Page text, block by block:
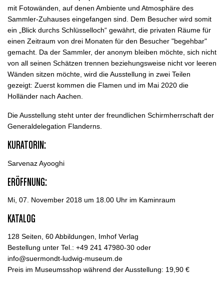
mit Fotowänden, auf denen Ambiente und Atmosphäre des
Sammler-Zuhauses eingefangen sind. Dem Besucher wird somit
ein „Blick durchs Schlüsselloch“ gewährt, die privaten Räume für
einen Zeitraum von drei Monaten für den Besucher "begehbar"
gemacht. Da der Sammler, der anonym bleiben möchte, sich nicht
von all seinen Schätzen trennen beziehungsweise nicht vor leeren
Wänden sitzen möchte, wird die Ausstellung in zwei Teilen
gezeigt: Zuerst kommen die Flamen und im Mai 2020 die
Holländer nach Aachen.
Die Ausstellung steht unter der freundlichen Schirmherrschaft der
Generaldelegation Flanderns.
KURATORIN:
Sarvenaz Ayooghi
ERÖFFNUNG:
Mi, 07. November 2018 um 18.00 Uhr im Kaminraum
KATALOG
128 Seiten, 60 Abbildungen, Imhof Verlag
Bestellung unter Tel.: +49 241 47980-30 oder
info@suermondt-ludwig-museum.de
Preis im Museumsshop während der Ausstellung: 19,90 €